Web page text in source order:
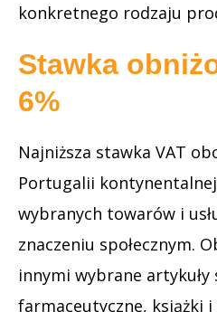
konkretnego rodzaju
Stawka
6%
Najniższa stawka VAT
Portugalii
wybranych towarów i
znaczeniu społecznym.
innymi wybrane
farmaceutyczne, książki